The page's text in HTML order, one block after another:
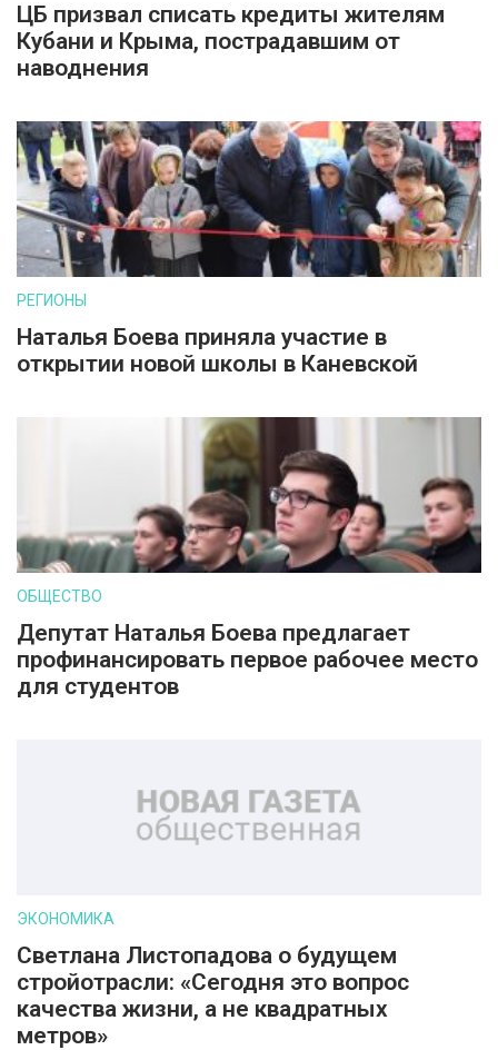
ЦБ призвал списать кредиты жителям
Кубани и Крыма, пострадавшим от
наводнения
РЕГИОНЫ
Наталья Боева приняла участие в
открытии новой школы в Каневской
ОБЩЕСТВО
Депутат Наталья Боева предлагает
профинансировать первое рабочее место
для студентов
ЭКОНОМИКА
Светлана Листопадова о будущем
стройотрасли: «Сегодня это вопрос
качества жизни, а не квадратных
метров»